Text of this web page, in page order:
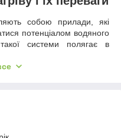
собою прилади, які
потенціалом водяного
системи полягає в
тим, що вони
радіаторів в приміщенні.
і тим же тепловим
так і в баку. Дані
таки чималим обсягом,